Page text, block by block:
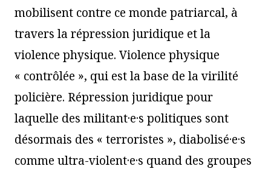
mobilisent contre ce monde patriarcal, à
travers la répression juridique et la
violence physique. Violence physique
« contrôlée », qui est la base de la virilité
policière. Répression juridique pour
laquelle des militant·e·s politiques sont
désormais des « terroristes », diabolisé·e·s
comme ultra-violent·e·s quand des groupes